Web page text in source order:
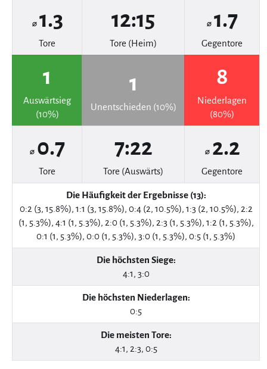
⌀ 1.3
Tore
12:15
Tore (Heim)
⌀ 1.7
Gegentore
1
Auswärtsieg
(10%)
1
Unentschieden (10%)
8
Niederlagen
(80%)
⌀ 0.7
Tore
7:22
Tore (Auswärts)
⌀ 2.2
Gegentore
Die Häufigkeit der Ergebnisse (13):
0:2 (3, 15.8%), 1:1 (3, 15.8%), 0:4 (2, 10.5%), 1:3 (2, 10.5%), 2:2
(1, 5.3%), 4:1 (1, 5.3%), 2:0 (1, 5.3%), 2:3 (1, 5.3%), 1:2 (1, 5.3%),
0:1 (1, 5.3%), 0:0 (1, 5.3%), 3:0 (1, 5.3%), 0:5 (1, 5.3%)
Die höchsten Siege:
4:1, 3:0
Die höchsten Niederlagen:
0:5
Die meisten Tore:
4:1, 2:3, 0:5